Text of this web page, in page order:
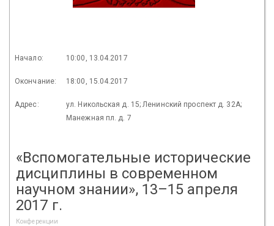
Начало: 10:00, 13.04.2017
Окончание: 18:00, 15.04.2017
Адрес:
ул. Никольская д. 15; Ленинский проспект д. 32А;
Манежная пл. д. 7
«Вспомогательные исторические
дисциплины в современном
научном знании», 13–15 апреля
2017 г.
Конференции